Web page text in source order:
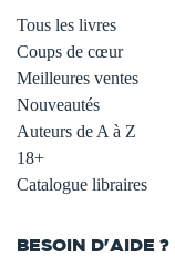
Tous les livres
Coups de cœur
Meilleures ventes
Nouveautés
Auteurs de A à Z
18+
Catalogue libraires
BESOIN D'AIDE ?